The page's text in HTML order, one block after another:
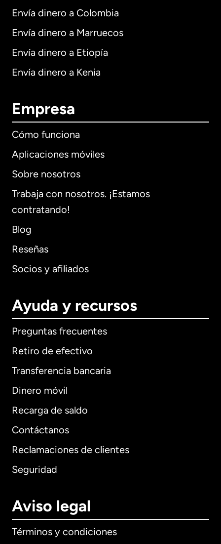
Envía dinero a Colombia
Envía dinero a Marruecos
Envía dinero a Etiopía
Envía dinero a Kenia
Empresa
Cómo funciona
Aplicaciones móviles
Sobre nosotros
Trabaja con nosotros. ¡Estamos
contratando!
Blog
Reseñas
Socios y afiliados
Ayuda y recursos
Preguntas frecuentes
Retiro de efectivo
Transferencia bancaria
Dinero móvil
Recarga de saldo
Contáctanos
Reclamaciones de clientes
Seguridad
Aviso legal
Términos y condiciones